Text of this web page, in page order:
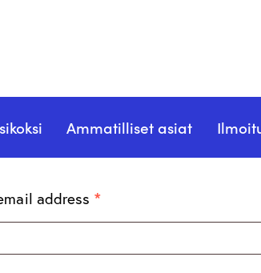
Ammatilliset asiat
address *